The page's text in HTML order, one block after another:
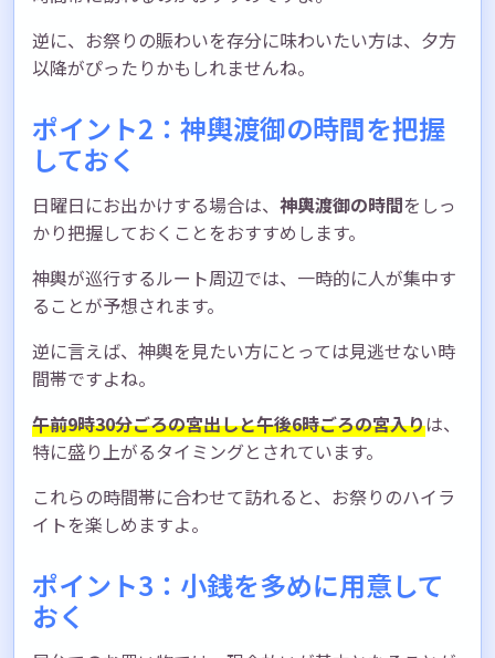
逆に、お祭りの賑わいを存分に味わいたい方は、夕方
以降がぴったりかもしれませんね。
ポイント2：神輿渡御の時間を把握
しておく
日曜日にお出かけする場合は、 神輿渡御の時間をしっ
かり把握しておくことをおすすめします。
神輿が巡行するルート周辺では、一時的に人が集中す
ることが予想されます。
逆に言えば、神輿を見たい方にとっては見逃せない時
間帯ですよね。
午前9時30分ごろの宮出しと午後6時ごろの宮入りは、
特に盛り上がるタイミングとされています。
これらの時間帯に合わせて訪れると、お祭りのハイラ
イトを楽しめますよ。
ポイント3：小銭を多めに用意して
おく